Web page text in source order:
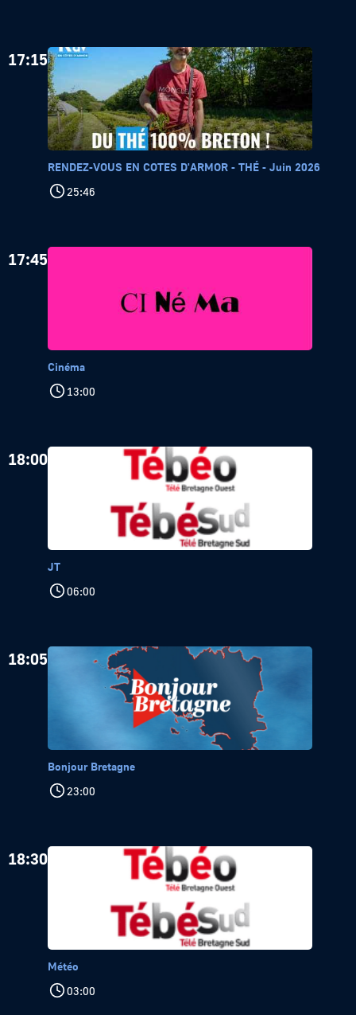
17:15
RENDEZ-VOUS EN COTES D'ARMOR - THÉ - Juin 2026
25:46
17:45
Cinéma
13:00
18:00
JT
06:00
18:05
Bonjour Bretagne
23:00
18:30
Météo
03:00